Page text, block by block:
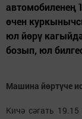
автомобиленең
өчен
юл йөрү
бозып, юл
Машина йөртүче
Кичә сәгать